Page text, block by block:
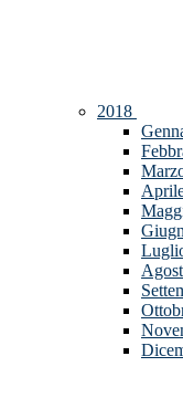
2018